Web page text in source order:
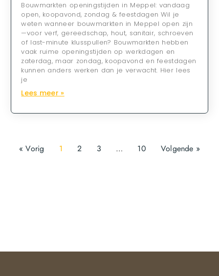
Bouwmarkten openingstijden in Meppel: vandaag
open, koopavond, zondag & feestdagen Wil je
weten wanneer bouwmarkten in Meppel open zijn
—voor verf, gereedschap, hout, sanitair, schroeven
of last-minute klusspullen? Bouwmarkten hebben
vaak ruime openingstijden op werkdagen en
zaterdag, maar zondag, koopavond en feestdagen
kunnen anders werken dan je verwacht. Hier lees
je
Lees meer »
« Vorig 1 2 3 … 10 Volgende »